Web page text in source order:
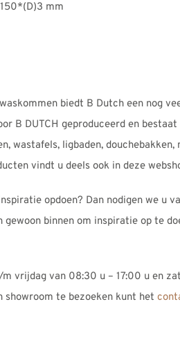
mm
biedt B Dutch een nog
B DUTCH geproduceerd en
wastafels, ligbaden,
vindt u deels ook in deze
opdoen? Dan nodigen we u
gewoon binnen om inspiratie op te
vrijdag van 08:30 u – 17:00 u en
showroom te bezoeken kunt het